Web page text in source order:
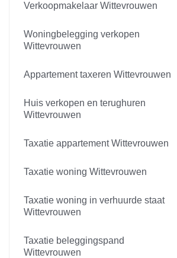
Verkoopmakelaar Wittevrouwen
Woningbelegging verkopen
Wittevrouwen
Appartement taxeren Wittevrouwen
Huis verkopen en terughuren
Wittevrouwen
Taxatie appartement Wittevrouwen
Taxatie woning Wittevrouwen
Taxatie woning in verhuurde staat
Wittevrouwen
Taxatie beleggingspand
Wittevrouwen